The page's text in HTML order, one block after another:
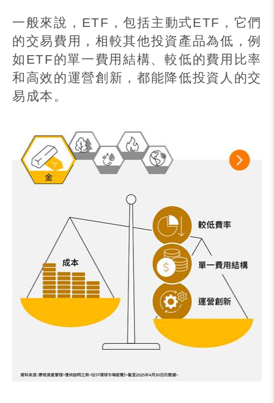
一般來說， ETF ，包括主動式ETF ，它們
的交易費用，相較其他投資產品為低，例
如 ETF的單一費用結構、較低的費用比率
和高效的運營創新，都能降低投資人的交
易成本。